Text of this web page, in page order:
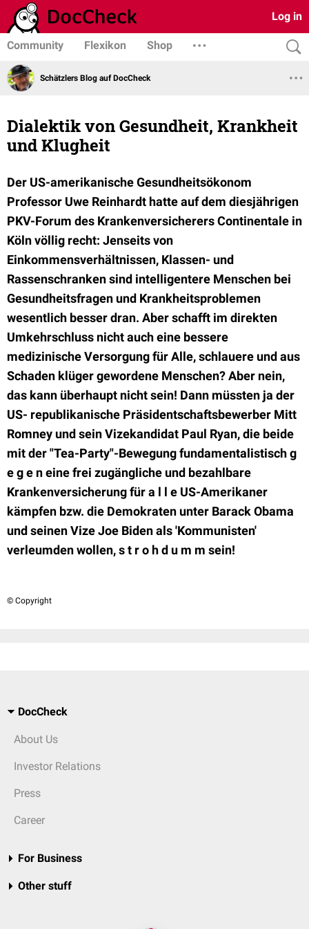
Log in
Community Flexikon Shop
Schätzlers Blog auf DocCheck
Dialektik von Gesundheit, Krankheit
und Klugheit
Der US-amerikanische Gesundheitsökonom
Professor Uwe Reinhardt hatte auf dem diesjährigen
PKV-Forum des Krankenversicherers Continentale in
Köln völlig recht: Jenseits von
Einkommensverhältnissen, Klassen- und
Rassenschranken sind intelligentere Menschen bei
Gesundheitsfragen und Krankheitsproblemen
wesentlich besser dran. Aber schafft im direkten
Umkehrschluss nicht auch eine bessere
medizinische Versorgung für Alle, schlauere und aus
Schaden klüger gewordene Menschen? Aber nein,
das kann überhaupt nicht sein! Dann müssten ja der
US- republikanische Präsidentschaftsbewerber Mitt
Romney und sein Vizekandidat Paul Ryan, die beide
mit der "Tea-Party"-Bewegung fundamentalistisch g
e g e n eine frei zugängliche und bezahlbare
Krankenversicherung für a l l e US-Amerikaner
kämpfen bzw. die Demokraten unter Barack Obama
und seinen Vize Joe Biden als 'Kommunisten'
verleumden wollen, s t r o h d u m m sein!
© Copyright
DocCheck
About Us
Investor Relations
Press
Career
For Business
Other stuff